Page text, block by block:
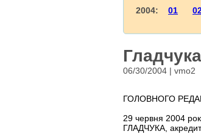
2004: 01
06/30/2004 | vmo2
ГОЛОВНОГО
29 червня 2004
ГЛАДЧУКА,